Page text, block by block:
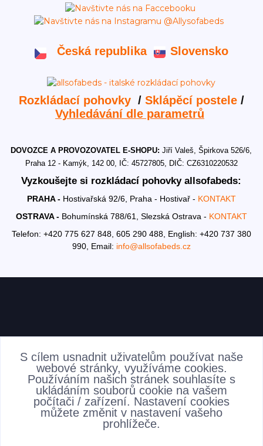
Česká republika Slovensko
Rozkládací pohovky / Sklápěcí postele/
Vyhledávání dle parametrů
DOVOZCE A PROVOZOVATEL E-SHOPU:Jiří Valeš, Špirkova 526/6,
Praha 12 - Kamýk, 142 00, IČ: 45727805, DIČ: CZ6310220532
Vyzkoušejte si rozkládací pohovky allsofabeds:
PRAHA - Hostivařská 92/6, Praha - Hostivař - KONTAKT
OSTRAVA - Bohumínská 788/61, Slezská Ostrava - KONTAKT
Telefon: +420 775 627 848, 605 290 488, English: +420 737 380
990, Email: info@allsofabeds.cz
AKTUALITY
S cílem usnadnit uživatelům používat naše
webové stránky, využíváme cookies.
Používáním našich stránek souhlasíte s
ukládáním souborů cookie na vašem
počítači / zařízení. Nastavení cookies
můžete změnit v nastavení vašeho
prohlížeče.